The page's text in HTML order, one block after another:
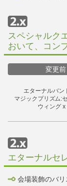
スペシャルク
おいて、コン
変更前
エターナルバン
マジックプリズム:
ウィング x
エターナルセ
会場装飾のバリ